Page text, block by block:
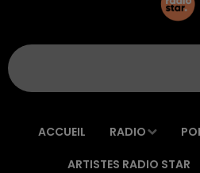
ACCUEIL RADIO
ARTISTES RADIO STAR